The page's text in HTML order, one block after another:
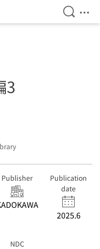
Open
3
Publisher
Publication
date
2025.6
NDC